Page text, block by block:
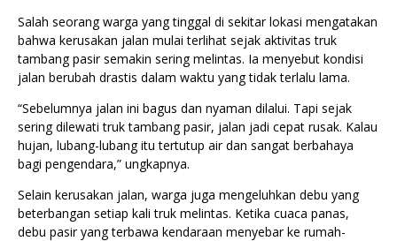
Salah seorang warga yang tinggal di sekitar lokasi mengatakan
bahwa kerusakan jalan mulai terlihat sejak aktivitas truk
tambang pasir semakin sering melintas. Ia menyebut kondisi
jalan berubah drastis dalam waktu yang tidak terlalu lama.
“Sebelumnya jalan ini bagus dan nyaman dilalui. Tapi sejak
sering dilewati truk tambang pasir, jalan jadi cepat rusak. Kalau
hujan, lubang-lubang itu tertutup air dan sangat berbahaya
bagi pengendara,” ungkapnya.
Selain kerusakan jalan, warga juga mengeluhkan debu yang
beterbangan setiap kali truk melintas. Ketika cuaca panas,
debu pasir yang terbawa kendaraan menyebar ke rumah-